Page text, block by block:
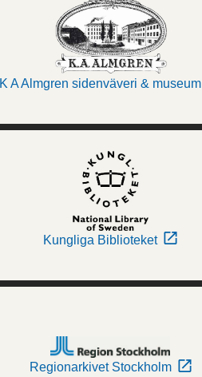
K A Almgren sidenväveri & museum
Kungliga Biblioteket
Regionarkivet Stockholm